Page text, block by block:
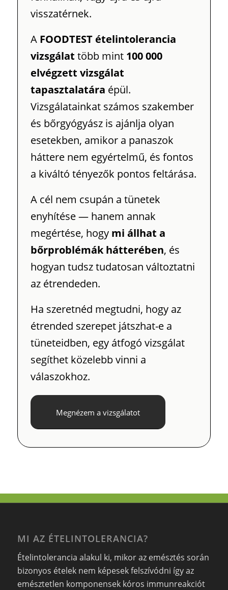
visszatérnek.
A FOODTEST ételintolerancia
vizsgálat több mint 100 000
elvégzett vizsgálat
tapasztalatára épül.
Vizsgálatainkat számos szakember
és bőrgyógyász is ajánlja olyan
esetekben, amikor a panaszok
háttere nem egyértelmű, és fontos
a kiváltó tényezők pontos feltárása.
A cél nem csupán a tünetek
enyhítése — hanem annak
megértése, hogy mi állhat a
bőrproblémák hátterében, és
hogyan tudsz tudatosan változtatni
az étrendeden.
Ha szeretnéd megtudni, hogy az
étrended szerepet játszhat-e a
tüneteidben, egy átfogó vizsgálat
segíthet közelebb vinni a
válaszokhoz.
Megnézem a vizsgálatot
MI AZ ÉTELINTOLERANCIA?
Ételintolerancia alakul ki, mikor az emésztés során
bizonyos ételek nem képesek felszívódni így az
emésztetlen komponensek kóros immunreakciót